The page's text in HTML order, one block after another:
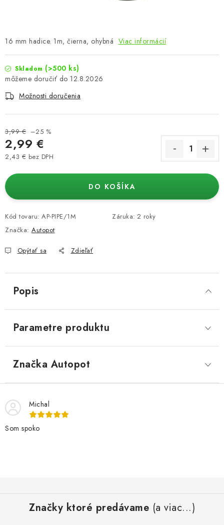
16 mm hadice. 1m, čierna, ohybná Viac informácií
Skladom (>500 ks)
12.8.2026
Možnosti doručenia
3,99 € –25 %
2,99 €
2,43 € bez DPH
DO KOŠÍKA
Kód tovaru: AP-PIPE/1M Záruka: 2 roky
Značka: Autopot
Opýtať sa Zdieľať
Popis
Parametre produktu
Značka Autopot
Michal
Som spoko
Značky ktoré predávame (a viac...)